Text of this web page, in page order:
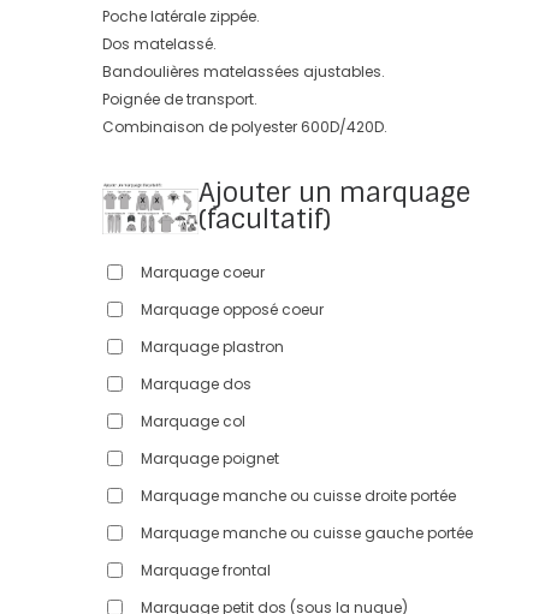
Poche latérale zippée.
Dos matelassé.
Bandoulières matelassées ajustables.
Poignée de transport.
Combinaison de polyester 600D/420D.
Ajouter un marquage
(facultatif)
Marquage coeur
Marquage opposé coeur
Marquage plastron
Marquage dos
Marquage col
Marquage poignet
Marquage manche ou cuisse droite portée
Marquage manche ou cuisse gauche portée
Marquage frontal
Marquage petit dos (sous la nuque)